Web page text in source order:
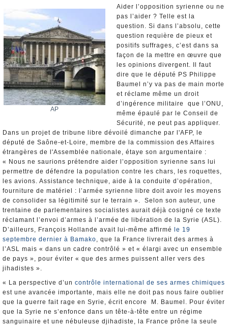
Infos insolites
AP
Aider l’opposition syrienne ou ne
pas l’aider ? Telle est la
question. Si dans l’absolu, cette
question requière de pieux et
positifs suffrages, c’est dans sa
façon de la mettre en œuvre que
les opinions divergent. Il faut
dire que le député PS Philippe
Baumel n’y va pas de main morte
et réclame même un droit
d’ingérence militaire que l’ONU,
même épaulé par le Conseil de
Sécurité, ne peut pas appliquer.
Dans un projet de tribune libre dévoilé dimanche par l'AFP, le
député de Saône-et-Loire, membre de la commission des Affaires
étrangères de l'Assemblée nationale, étaye son argumentaire :
« Nous ne saurions prétendre aider l’opposition syrienne sans lui
permettre de défendre la population contre les chars, les roquettes,
les avions. Assistance technique, aide à la conduite d’opération,
fourniture de matériel : l’armée syrienne libre doit avoir les moyens
de consolider sa légitimité sur le terrain ». Selon son auteur, une
trentaine de parlementaires socialistes aurait déjà cosigné ce texte
réclamant l’envoi d’armes à l’armée de libération de la Syrie (ASL).
D’ailleurs, François Hollande avait lui-même affirmé
le 19
septembre dernier à Bamako, que la France livrerait des armes à
l’ASL mais « dans un cadre contrôlé » et « élargi avec un ensemble
de pays », pour éviter « que des armes puissent aller vers des
jihadistes ».
« La perspective d’un contrôle international de ses armes chimiques
est une avancée importante, mais elle ne doit pas nous faire oublier
que la guerre fait rage en Syrie, écrit encore M. Baumel. Pour éviter
que la Syrie ne s’enfonce dans un tête-à-tête entre un régime
sanguinaire et une nébuleuse djihadiste, la France prône la seule